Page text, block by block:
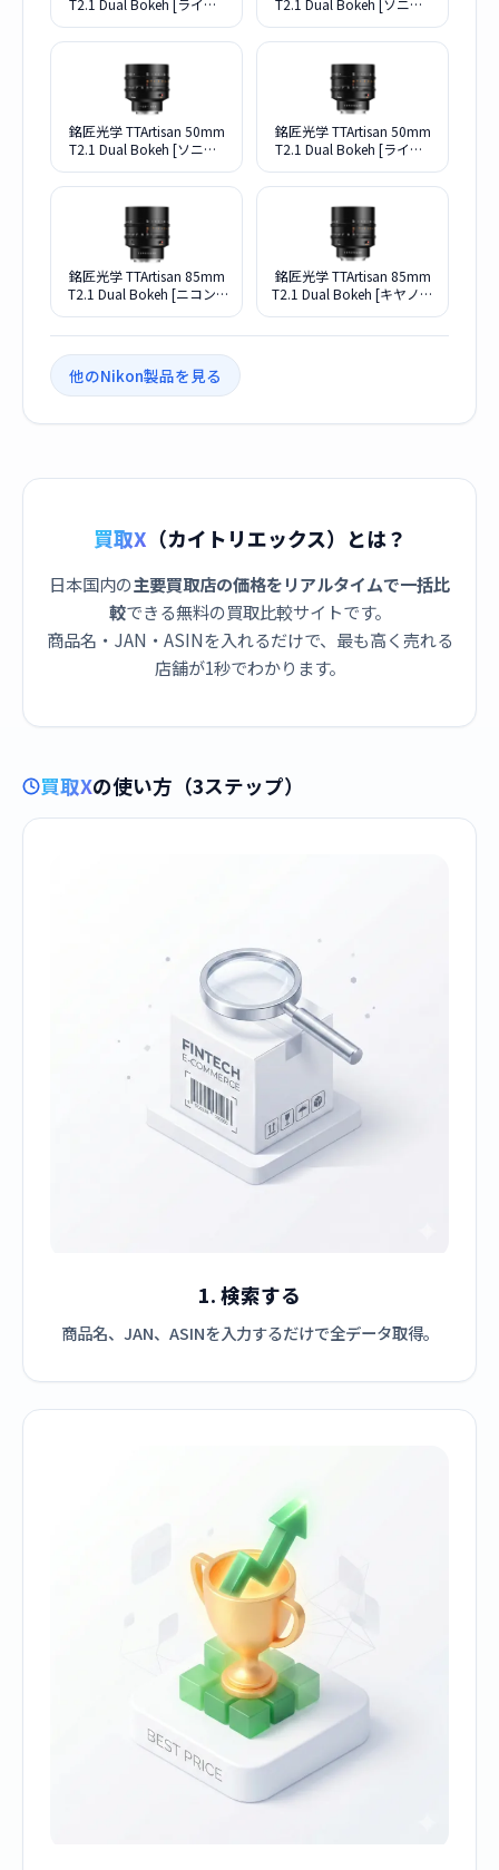
T2.1 Dual Bokeh [ライカL
T2.1 Dual Bokeh [ソニーE
銘匠光学 TTArtisan 50mm
T2.1 Dual Bokeh [ソニーE
銘匠光学 TTArtisan 50mm
T2.1 Dual Bokeh [ライカL
銘匠光学 TTArtisan 85mm
T2.1 Dual Bokeh [ニコンZ
銘匠光学 TTArtisan 85mm
T2.1 Dual Bokeh [キヤノン
他のNikon製品を見る
買取X （カイトリエックス）とは？
日本国内の主要買取店の価格をリアルタイムで一括比
較できる無料の買取比較サイトです。
商品名・JAN・ASINを入れるだけで、最も高く売れる
店舗が1秒でわかります。
買取Xの使い方（3ステップ）
1. 検索する
商品名、JAN、ASINを入力するだけで全データ取得。